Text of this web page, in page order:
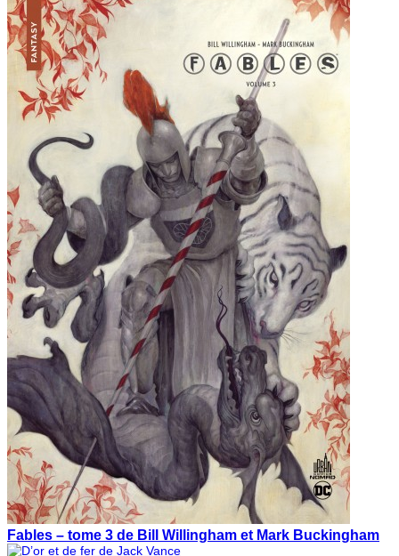
Fables – tome 3 de Bill Willingham et Mark Buckingham